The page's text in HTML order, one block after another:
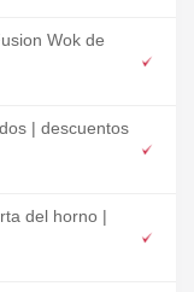
Wok de
| descuentos
del horno |